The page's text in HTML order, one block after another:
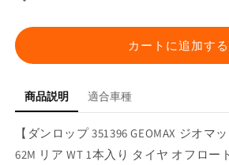
プ
ジ
マ
ク
ス
プ
GEOMAX
ジ
マ
ク
ス
カートに追加する
商品説明 適合車種
【ダンロップ 351396 GEOMAX ジオマ
62M リア WT 1本入り タイヤ オフロー